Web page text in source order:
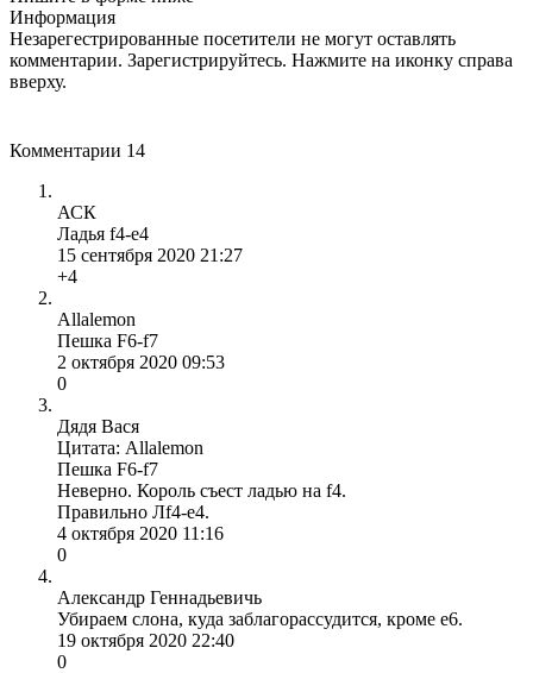
Информация
Незарегестрированные посетители не могут оставлять
комментарии. Зарегистрируйтесь. Нажмите на иконку справа
вверху.
Комментарии 14
АСК
Ладья f4-e4
15 сентября 2020 21:27
+4
Allalemon
Пешка F6-f7
2 октября 2020 09:53
0
Дядя Вася
Цитата: Allalemon
Пешка F6-f7
Неверно. Король съест ладью на f4.
Правильно Лf4-e4.
4 октября 2020 11:16
0
Александр Геннадьевичь
Убираем слона, куда заблагорассудится, кроме е6.
19 октября 2020 22:40
0